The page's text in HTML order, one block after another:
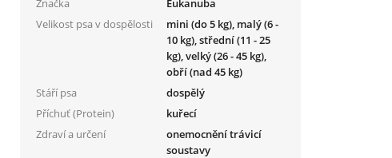
Značka
Eukanuba
Velikost psa v dospělosti
mini (do 5 kg), malý (6 -
10 kg), střední (11 - 25
kg), velký (26 - 45 kg),
obří (nad 45 kg)
Stáří psa
dospělý
Příchuť (Protein)
kuřecí
Zdraví a určení
onemocnění trávicí
soustavy